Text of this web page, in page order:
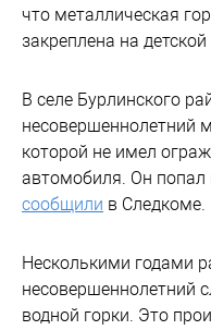
что металлическая
закреплена на
В селе Бурлинского
несовершеннолетний
которой не имел
автомобиля. Он попал
сообщили в Следкоме.
Несколькими годами
несовершеннолетний
водной горки. Это